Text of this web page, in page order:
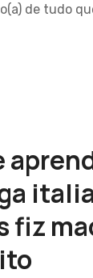
de tudo
fiz